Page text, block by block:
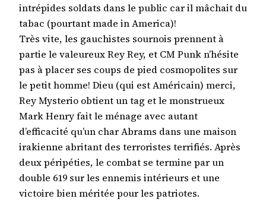
intrépides soldats dans le public car il mâchait du
tabac (pourtant made in America)!
Très vite, les gauchistes sournois prennent à
partie le valeureux Rey Rey, et CM Punk n’hésite
pas à placer ses coups de pied cosmopolites sur
le petit homme! Dieu (qui est Américain) merci,
Rey Mysterio obtient un tag et le monstrueux
Mark Henry fait le ménage avec autant
d’efficacité qu’un char Abrams dans une maison
irakienne abritant des terroristes terrifiés. Après
deux péripéties, le combat se termine par un
double 619 sur les ennemis intérieurs et une
victoire bien méritée pour les patriotes.